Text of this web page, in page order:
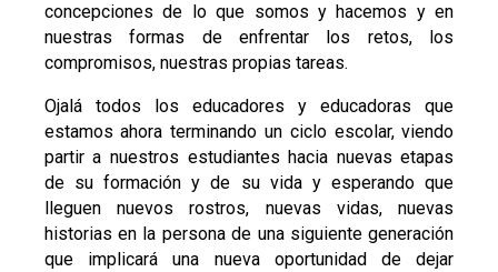
concepciones de lo que somos y hacemos y en
nuestras formas de enfrentar los retos, los
compromisos, nuestras propias tareas.
Ojalá todos los educadores y educadoras que
estamos ahora terminando un ciclo escolar, viendo
partir a nuestros estudiantes hacia nuevas etapas
de su formación y de su vida y esperando que
lleguen nuevos rostros, nuevas vidas, nuevas
historias en la persona de una siguiente generación
que implicará una nueva oportunidad de dejar